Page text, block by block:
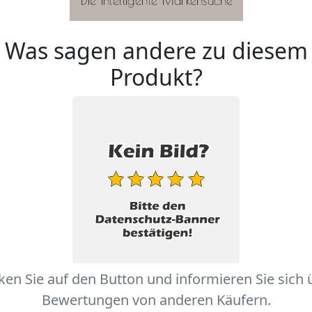
Was sagen andere zu diesem
Produkt?
Sie auf den Button und informieren Sie sich
Bewertungen von anderen Käufern.